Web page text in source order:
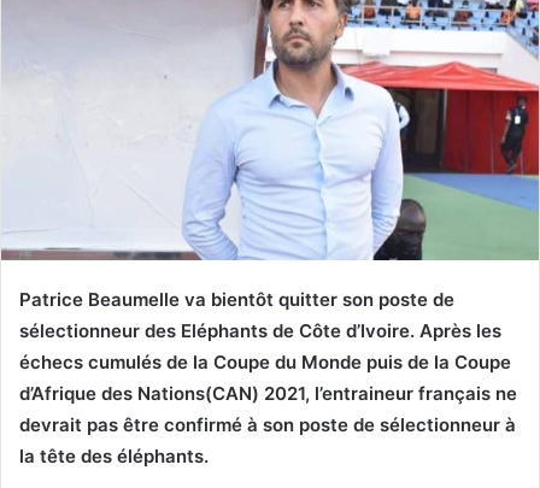
Patrice Beaumelle va bientôt quitter son poste de
sélectionneur des Eléphants de Côte d’Ivoire. Après les
échecs cumulés de la Coupe du Monde puis de la Coupe
d’Afrique des Nations(CAN) 2021, l’entraineur français ne
devrait pas être confirmé à son poste de sélectionneur à
la tête des éléphants.